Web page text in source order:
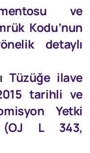
ve
Kodu’nun
detaylı
Tüzüğe ilave
tarihli ve
Yetki
(OJ L 343,